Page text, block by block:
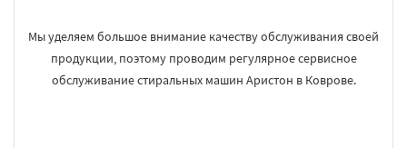
Мы уделяем большое внимание качеству обслуживания своей
продукции, поэтому проводим регулярное сервисное
обслуживание стиральных машин Аристон в Коврове.